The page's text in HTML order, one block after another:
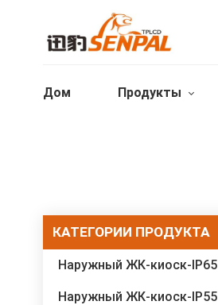
Дом Продукты
КАТЕГОРИИ ПРОДУКТА
Наружный ЖК-киоск-IP65
Наружный ЖК-киоск-IP55